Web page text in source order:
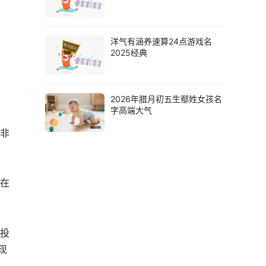
洋气有涵养速算24点游戏名
2025经典
2026年腊月初五生鄢姓女孩名
字高端大气